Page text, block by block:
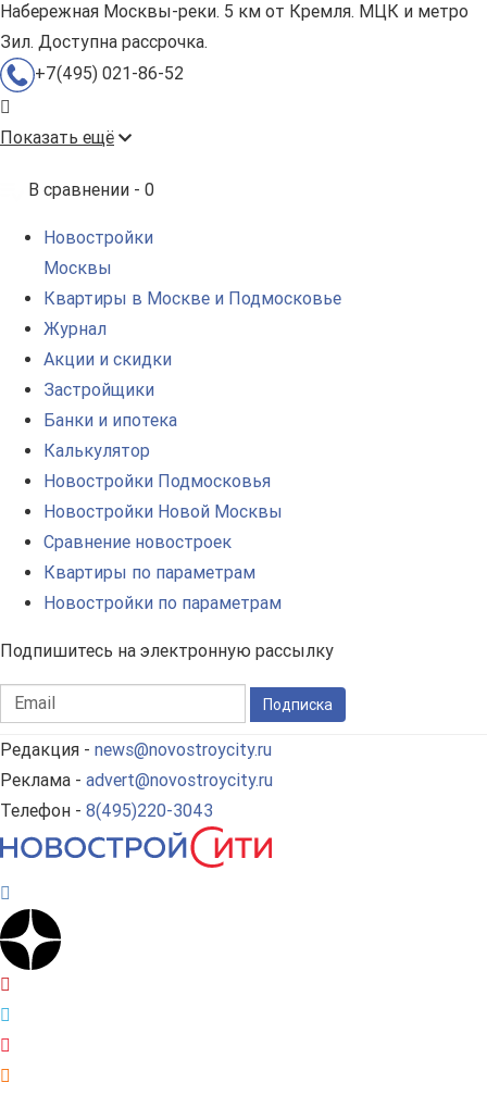
Набережная Москвы-реки. 5 км от Кремля. МЦК и метро
Зил. Доступна рассрочка.
+7(495) 021-86-52
Показать ещё
В сравнении - 0
Новостройки
Москвы
Квартиры в Москве и Подмосковье
Журнал
Акции и скидки
Застройщики
Банки и ипотека
Калькулятор
Новостройки Подмосковья
Новостройки Новой Москвы
Сравнение новостроек
Квартиры по параметрам
Новостройки по параметрам
Подпишитесь на электронную рассылку
Подписка
Редакция - news@novostroycity.ru
Реклама - advert@novostroycity.ru
Телефон - 8(495)220-3043